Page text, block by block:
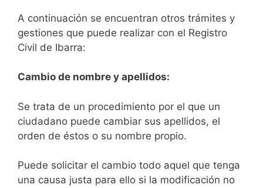
A continuación se encuentran otros trámites y
gestiones que puede realizar con el Registro
Civil de Ibarra:
Cambio de nombre y apellidos:
Se trata de un procedimiento por el que un
ciudadano puede cambiar sus apellidos, el
orden de éstos o su nombre propio.
Puede solicitar el cambio todo aquel que tenga
una causa justa para ello si la modificación no